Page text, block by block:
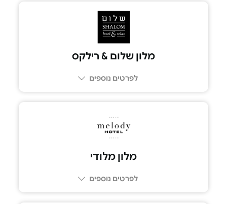
מלון שלום & רילקס
לפרטים נוספים
מלון מלודי
לפרטים נוספים